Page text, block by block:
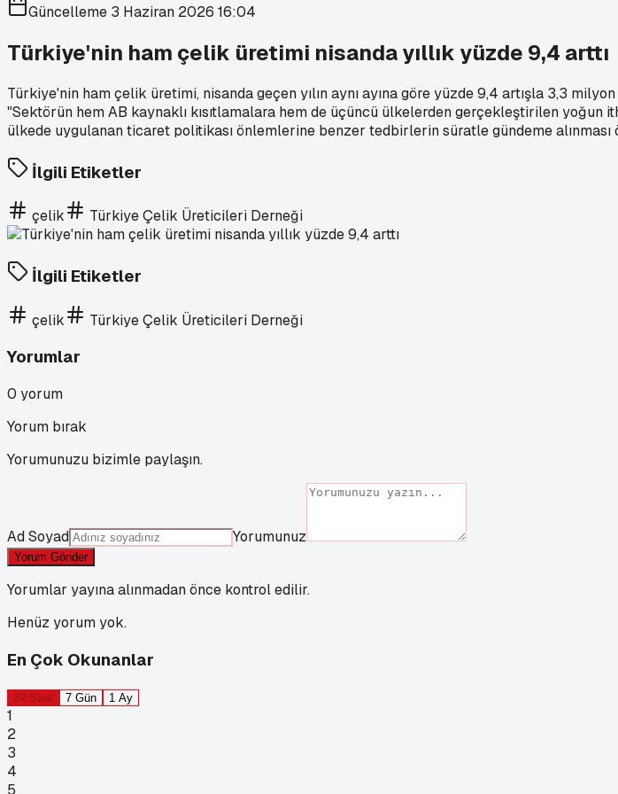
Güncelleme 3 Haziran 2026 16:04
Türkiye'nin ham çelik üretimi nisanda yıllık yüzde 9,4 arttı
Türkiye'nin ham çelik üretimi, nisanda geçen yılın aynı ayına göre yüzde 9,4 artışla 3,3
"Sektörün hem AB kaynaklı kısıtlamalara hem de üçüncü ülkelerden gerçekleştirilen
ülkede uygulanan ticaret politikası önlemlerine benzer tedbirlerin süratle gündeme alınması
İlgili Etiketler
çelik Türkiye Çelik Üreticileri Derneği
İlgili Etiketler
çelik Türkiye Çelik Üreticileri Derneği
Yorumlar
0 yorum
Yorum bırak
Yorumunuzu bizimle paylaşın.
Ad Soyad Yorumunuz
Yorum Gönder
Yorumlar yayına alınmadan önce kontrol edilir.
Henüz yorum yok.
En Çok Okunanlar
24 Saat 7 Gün 1 Ay
1
2
3
4
5